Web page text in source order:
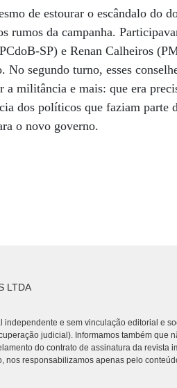
de estourar o escândalo do
rumos da campanha.
SP) e Renan Calheiros
No segundo turno, esses
a militância e mais: que era
dos políticos que faziam parte
o novo governo.
LTDA
independente e sem vinculação editorial e
judicial). Informamos também que
do contrato de assinatura da revista
nos responsabilizamos apenas pelo